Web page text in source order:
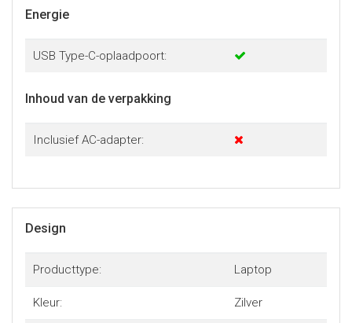
Energie
USB Type-C-oplaadpoort:
Inhoud van de verpakking
Inclusief AC-adapter:
Design
Producttype: Laptop
Kleur: Zilver